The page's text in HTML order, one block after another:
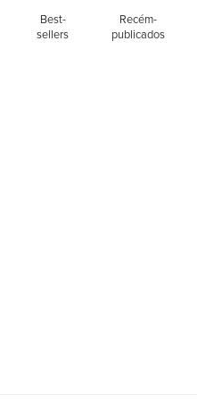
Best-
sellers
Recém-
publicados